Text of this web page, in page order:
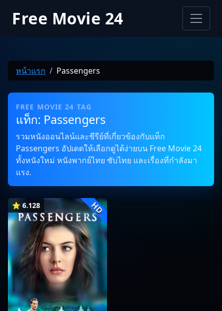
Free Movie 24
หน้าแรก Passengers
FREE MOVIE 24 TAG
แท็ก: Passengers
รวมหนังออนไลน์และซีรีย์ที่เกี่ยวข้องกับแท็ก
Passengers อัปเดตให้เลือกดูได้ง่ายบน Free Movie 24
ทั้งหนังใหม่ หนังพากย์ไทย ซับไทย และเรื่องที่กำลังมา
แรง.
⭐ 6.128 HD